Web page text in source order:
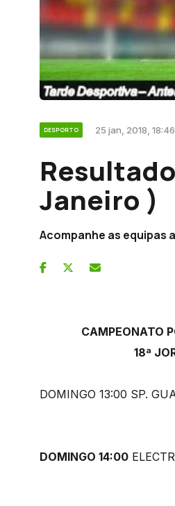
DESPORTO 25 jan, 2018, 18:46
Janeiro )
Acompanhe as equipas
CAMPEONATO
18ª
DOMINGO 13:00 SP.
0 – 1
DOMINGO 14:00
2 – 1